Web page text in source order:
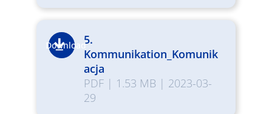
Download5.
Kommunikation_Komunik
acja
PDF| 1.53 MB | 2023-03-
29